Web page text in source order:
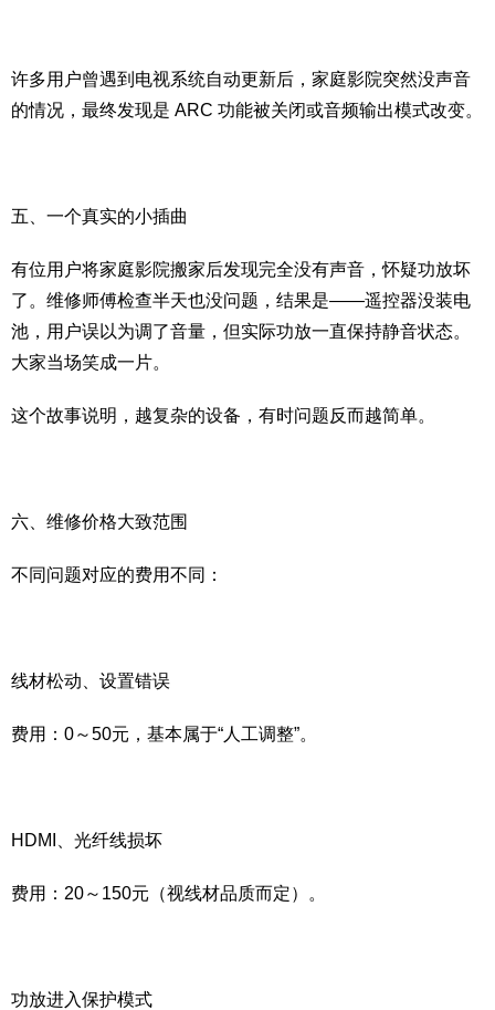
许多用户曾遇到电视系统自动更新后，家庭影院突然没声音
的情况，最终发现是 ARC 功能被关闭或音频输出模式改变。
五、一个真实的小插曲
有位用户将家庭影院搬家后发现完全没有声音，怀疑功放坏
了。维修师傅检查半天也没问题，结果是——遥控器没装电
池，用户误以为调了音量，但实际功放一直保持静音状态。
大家当场笑成一片。
这个故事说明，越复杂的设备，有时问题反而越简单。
六、维修价格大致范围
不同问题对应的费用不同：
线材松动、设置错误
费用：0～50元，基本属于“人工调整”。
HDMI、光纤线损坏
费用：20～150元（视线材品质而定）。
功放进入保护模式